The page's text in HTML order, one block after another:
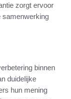
zorgt ervoor
samenwerking
binnen
duidelijke
hun mening